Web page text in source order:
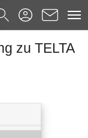
zu
zu TELTA